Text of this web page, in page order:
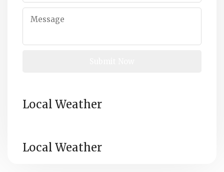
Local Weather
Local Weather